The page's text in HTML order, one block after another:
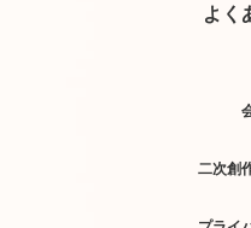
よく
二次創